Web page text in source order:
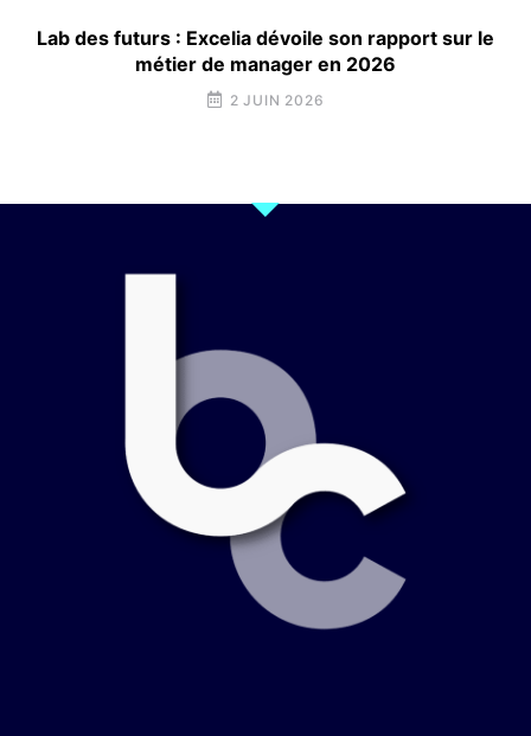
Lab des futurs : Excelia dévoile son rapport sur le
métier de manager en 2026
2 JUIN 2026